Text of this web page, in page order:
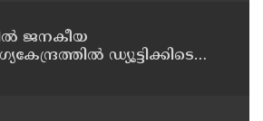
ജനകീയ
ഡ്യൂട്ടിക്കിടെ